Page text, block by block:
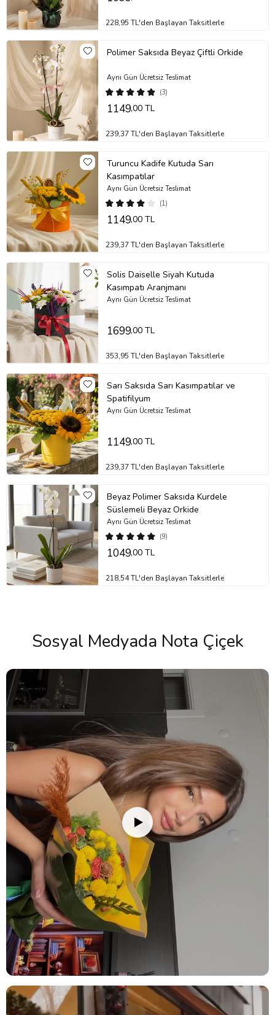
228,95 TL'den Başlayan Taksitlerle
Polimer Saksıda Beyaz Çiftli Orkide
(3)
Aynı Gün Ücretsiz Teslimat
1149,00 TL
239,37 TL'den Başlayan Taksitlerle
Turuncu Kadife Kutuda Sarı
Kasımpatılar
(1)
Aynı Gün Ücretsiz Teslimat
1149,00 TL
239,37 TL'den Başlayan Taksitlerle
Solis Daiselle Siyah Kutuda
Kasımpatı Aranjmanı
Aynı Gün Ücretsiz Teslimat
1699,00 TL
353,95 TL'den Başlayan Taksitlerle
Sarı Saksıda Sarı Kasımpatılar ve
Spatifilyum
Aynı Gün Ücretsiz Teslimat
1149,00 TL
239,37 TL'den Başlayan Taksitlerle
Beyaz Polimer Saksıda Kurdele
Süslemeli Beyaz Orkide
(9)
Aynı Gün Ücretsiz Teslimat
1049,00 TL
218,54 TL'den Başlayan Taksitlerle
Sosyal Medyada Nota Çiçek